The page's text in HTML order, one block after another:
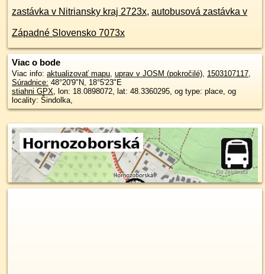
zastávka v Nitriansky kraj 2723x, autobusová zastávka v
Západné Slovensko 7073x
Viac o bode
Viac info: aktualizovať mapu, uprav v JOSM (pokročilé), 1503107117,
Súradnice: 48°20'9"N, 18°5'23"E
stiahni GPX, lon: 18.0898072, lat: 48.3360295, og type: place, og
locality: Šindolka,